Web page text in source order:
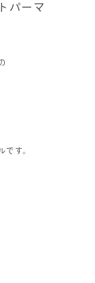
パーマ
です。